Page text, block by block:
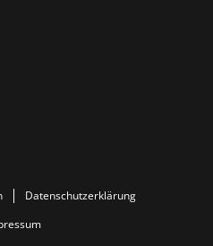
Datenschutzerklärung